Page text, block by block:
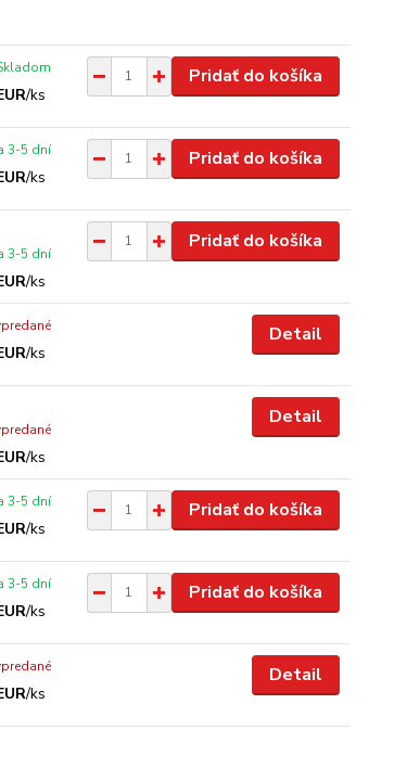
/ks
Pridať do košíka
/ks
3-5 dní Pridať do košíka
/ks
3-5 dní
Pridať do košíka
/ks
Detail
/ks
Detail
/ks
3-5 dní Pridať do košíka
/ks
3-5 dní Pridať do košíka
/ks
Detail